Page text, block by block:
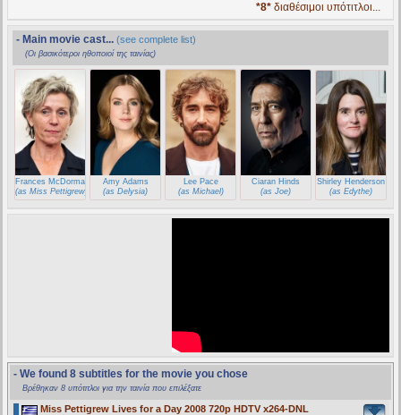
*8* διαθέσιμοι υπότιτλοι...
- Main movie cast... (see complete list)
(Οι βασικότεροι ηθοποιοί της ταινίας)
Frances McDormand
(as Miss Pettigrew)
Amy Adams
(as Delysia)
Lee Pace
(as Michael)
Ciaran Hinds
(as Joe)
Shirley Henderson
(as Edythe)
- We found 8 subtitles for the movie you chose
Βρέθηκαν 8 υπότιτλοι για την ταινία που επιλέξατε
Miss Pettigrew Lives for a Day 2008 720p HDTV x264-DNL